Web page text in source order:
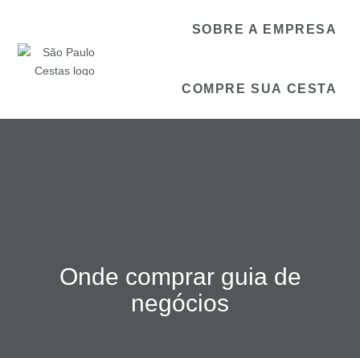
SOBRE A EMPRESA
COMPRE SUA CESTA
Onde comprar guia de
negócios